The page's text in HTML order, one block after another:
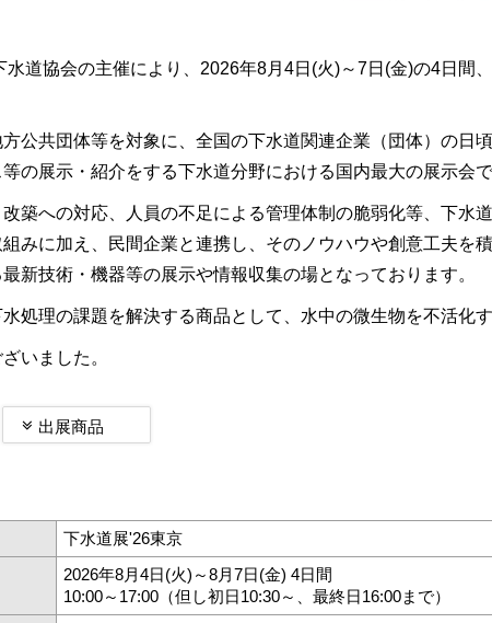
水道協会の主催により、2026年8月4日(火)～7日(金)の4日間
公共団体等を対象に、全国の下水道関連企業（団体）の日
の展示・紹介をする下水道分野における国内最大の展示会で
築への対応、人員の不足による管理体制の脆弱化等、下水
みに加え、民間企業と連携し、そのノウハウや創意工夫
新技術・機器等の展示や情報収集の場となっております。
処理の課題を解決する商品として、水中の微生物を不活化
いました。
出展商品
下水道展'26東京
2026年8月4日(火)～8月7日(金) 4日間
10:00～17:00（但し初日10:30～、最終日16:00まで）